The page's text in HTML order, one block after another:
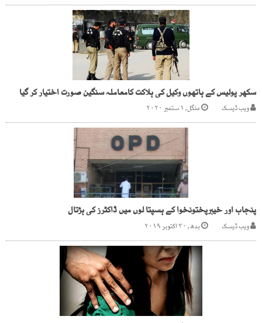
سکھر پولیس کے ہاتھوں وکیل کی ہلاکت کامعاملہ سنگین صورت اختیار کر گیا
ویب ڈیسک منگل, ۱ ستمبر ۲۰۲۰
پنجاب اور خیبرپختونخوا کے ہسپتا لوں میں ڈاکٹرز کی ہڑتال
ویب ڈیسک بدھ, ۳۰ اکتوبر ۲۰۱۹